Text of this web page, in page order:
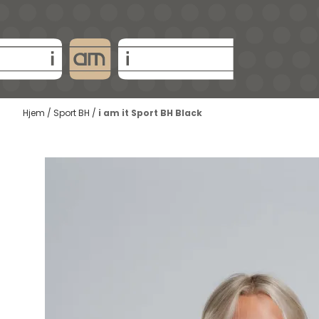
Hjem / Sport BH / i am it Sport BH Black